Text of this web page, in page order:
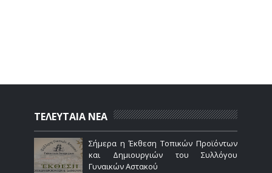
ΤΕΛΕΥΤΑΙΑ ΝΕΑ
Σήμερα η Έκθεση Τοπικών Προϊόντων
και Δημιουργιών του Συλλόγου
Γυναικών Αστακού